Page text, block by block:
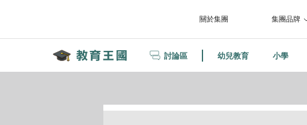
關於集團 集團品牌
討論區 幼兒教育 小學